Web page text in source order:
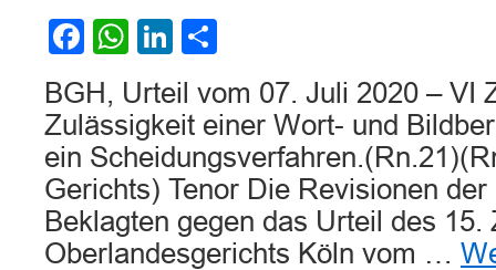
Facebook
WhatsApp
LinkedIn
BGH, Urteil vom 07. Juli 2020 – VI
Zulässigkeit einer Wort- und
ein
Gerichts) Tenor Die Revisionen
Beklagten gegen das Urteil des 15.
Oberlandesgerichts Köln vom …